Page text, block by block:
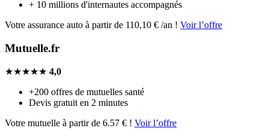
+ 10 millions d'internautes accompagnés
Votre assurance auto à partir de 110,10 € /an ! Voir l’offre
Mutuelle.fr
★★★★★ 4,0
+200 offres de mutuelles santé
Devis gratuit en 2 minutes
Votre mutuelle à partir de 6.57 € ! Voir l’offre